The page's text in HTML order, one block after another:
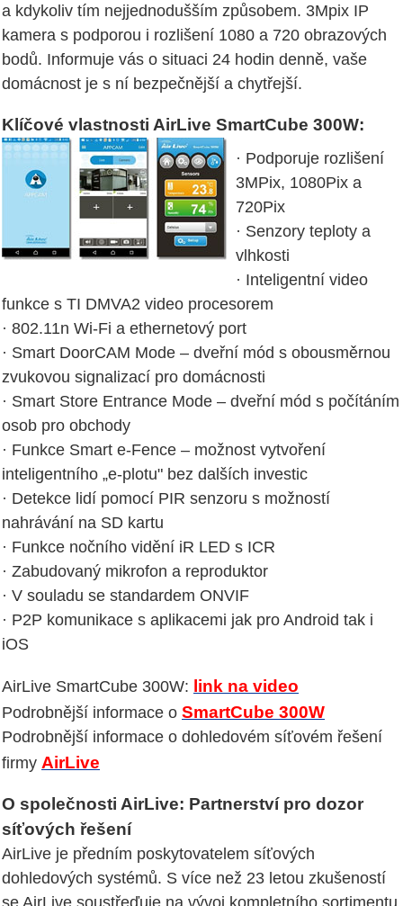
a kdykoliv tím nejjednodušším způsobem. 3Mpix IP
kamera s podporou i rozlišení 1080 a 720 obrazových
bodů. Informuje vás o situaci 24 hodin denně, vaše
domácnost je s ní bezpečnější a chytřejší.
Klíčové vlastnosti AirLive SmartCube 300W:
· Podporuje rozlišení
3MPix, 1080Pix a
720Pix
· Senzory teploty a
vlhkosti
· Inteligentní video
funkce s TI DMVA2 video procesorem
· 802.11n Wi-Fi a ethernetový port
· Smart DoorCAM Mode – dveřní mód s obousměrnou
zvukovou signalizací pro domácnosti
· Smart Store Entrance Mode – dveřní mód s počítáním
osob pro obchody
· Funkce Smart e-Fence – možnost vytvoření
inteligentního „e-plotu" bez dalších investic
· Detekce lidí pomocí PIR senzoru s možností
nahrávání na SD kartu
· Funkce nočního vidění iR LED s ICR
· Zabudovaný mikrofon a reproduktor
· V souladu se standardem ONVIF
· P2P komunikace s aplikacemi jak pro Android tak i
iOS
AirLive SmartCube 300W: link na video
Podrobnější informace o SmartCube 300W
Podrobnější informace o dohledovém síťovém řešení
firmy AirLive
O společnosti AirLive: Partnerství pro dozor
síťových řešení
AirLive je předním poskytovatelem síťových
dohledových systémů. S více než 23 letou zkušeností